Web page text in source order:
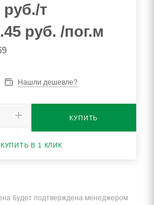
руб./т
руб. /пог.м
Нашли дешевле?
КУПИТЬ
КУПИТЬ В 1 КЛИК
будет подтверждена менеджером